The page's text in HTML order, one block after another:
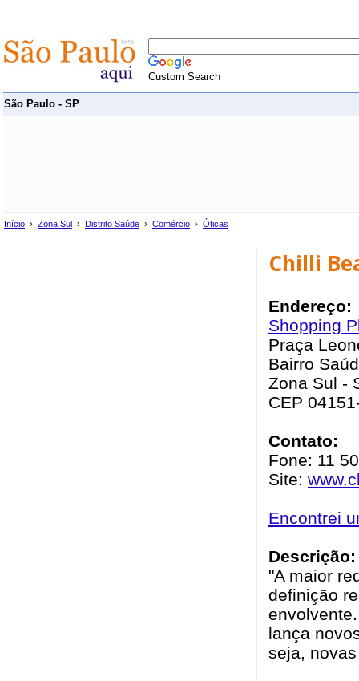
Custom Search
São Paulo - SP
Início › Zona Sul › Distrito Saúde › Comércio › Óticas
Chilli
Endereço:
Shopping
Praça
Bairro
Zona Sul -
CEP
Contato:
Fone: 11
Site:
Encontrei
Descrição:
"A maior
definição
lança
seja,